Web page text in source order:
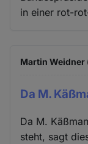
in einer rot-
Martin
Da M.
Da M.
steht, sagt